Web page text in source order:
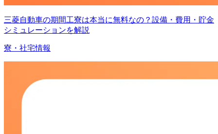
三菱自動車の期間工寮は本当に無料なの？設備・費用・貯金
シミュレーションを解説
寮・社宅情報